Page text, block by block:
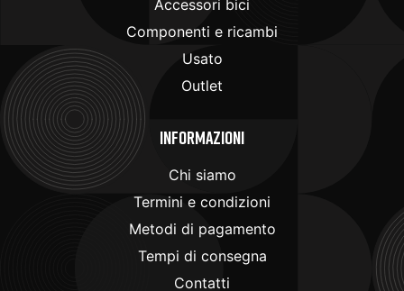
Accessori bici
Componenti e ricambi
Usato
Outlet
Informazioni
Chi siamo
Termini e condizioni
Metodi di pagamento
Tempi di consegna
Contatti